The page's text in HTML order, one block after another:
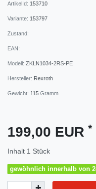
ArtikelId: 153710
Variante: 153797
Zustand:
EAN:
Modell: ZKLN1034-2RS-PE
Hersteller: Rexroth
Gewicht: 115 Gramm
199,00 EUR *
Inhalt 1 Stück
gewöhnlich innerhalb von